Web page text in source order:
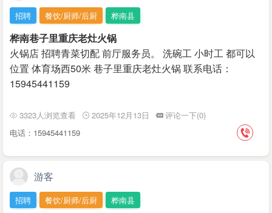
招聘 餐饮/厨师/后厨 桦南县
桦南巷子里重庆老灶火锅
火锅店 招聘青菜切配 前厅服务员。 洗碗工 小时工 都可以
位置 体育场西50米 巷子里重庆老灶火锅 联系电话：
15945441159
3323人浏览查看 2025年12月13日
评论一下(0)
电话：15945441159
游客
招聘 餐饮/厨师/后厨 桦南县